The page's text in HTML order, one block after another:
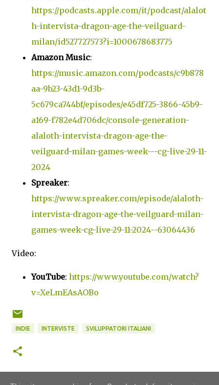
https://podcasts.apple.com/it/podcast/alalot
h-intervista-dragon-age-the-veilguard-
milan/id527727573?i=1000678683775
Amazon Music:
https://music.amazon.com/podcasts/c9b878
aa-9b23-43d1-9d3b-
5c679ca744bf/episodes/e45df725-3866-45b9-
a169-f782e4d706dc/console-generation-
alaloth-intervista-dragon-age-the-
veilguard-milan-games-week---cg-live-29-11-
2024
Spreaker:
https://www.spreaker.com/episode/alaloth-
intervista-dragon-age-the-veilguard-milan-
games-week-cg-live-29-11-2024--63064436
Video:
YouTube: https://www.youtube.com/watch?
v=XeLmEAsAOBo
INDIE INTERVISTE SVILUPPATORI ITALIANI